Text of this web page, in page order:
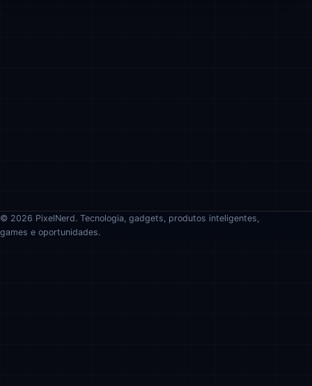
© 2026 PixelNerd. Tecnologia, gadgets, produtos inteligentes,
games e oportunidades.